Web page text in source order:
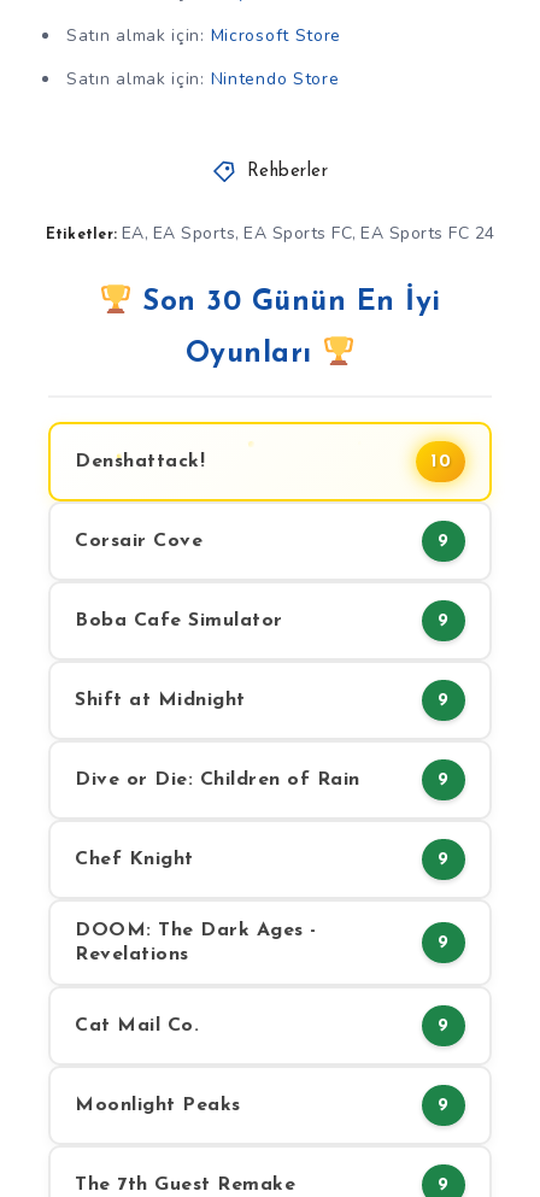
Satın almak için: Microsoft Store
Satın almak için: Nintendo Store
Rehberler
Etiketler: EA, EA Sports, EA Sports FC, EA Sports FC 24
Son 30 Günün En İyi
Oyunları
Denshattack! 10
Corsair Cove 9
Boba Cafe Simulator 9
Shift at Midnight 9
Dive or Die: Children of Rain 9
Chef Knight 9
DOOM: The Dark Ages -
Revelations
9
Cat Mail Co. 9
Moonlight Peaks 9
The 7th Guest Remake 9